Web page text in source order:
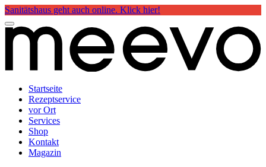
Sanitätshaus geht auch online. Klick hier!
Startseite
Rezeptservice
vor Ort
Services
Shop
Kontakt
Magazin